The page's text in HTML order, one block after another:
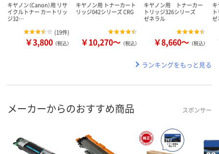
キヤノン（Canon）用 リサ
イクルトナー カートリッ
ジ32…
(19件)
￥3,800 （税込）
キヤノン用 トナーカート
リッジ042シリーズ CRG
￥10,270～ （税込）
キヤノン用 トナーカー
トリッジ326シリーズ
ゼネラル
￥8,660～ （税込）
ゼ
ランキングをもっと見る
メーカーからのおすすめ商品 スポンサー